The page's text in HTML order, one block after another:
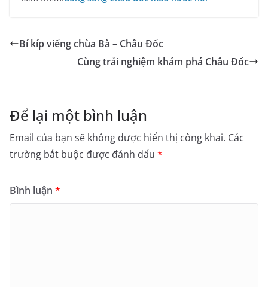
Bí kíp viếng chùa Bà – Châu Đốc
Cùng trải nghiệm khám phá Châu Đốc
Để lại một bình luận
Email của bạn sẽ không được hiển thị công khai. Các
trường bắt buộc được đánh dấu *
Bình luận *